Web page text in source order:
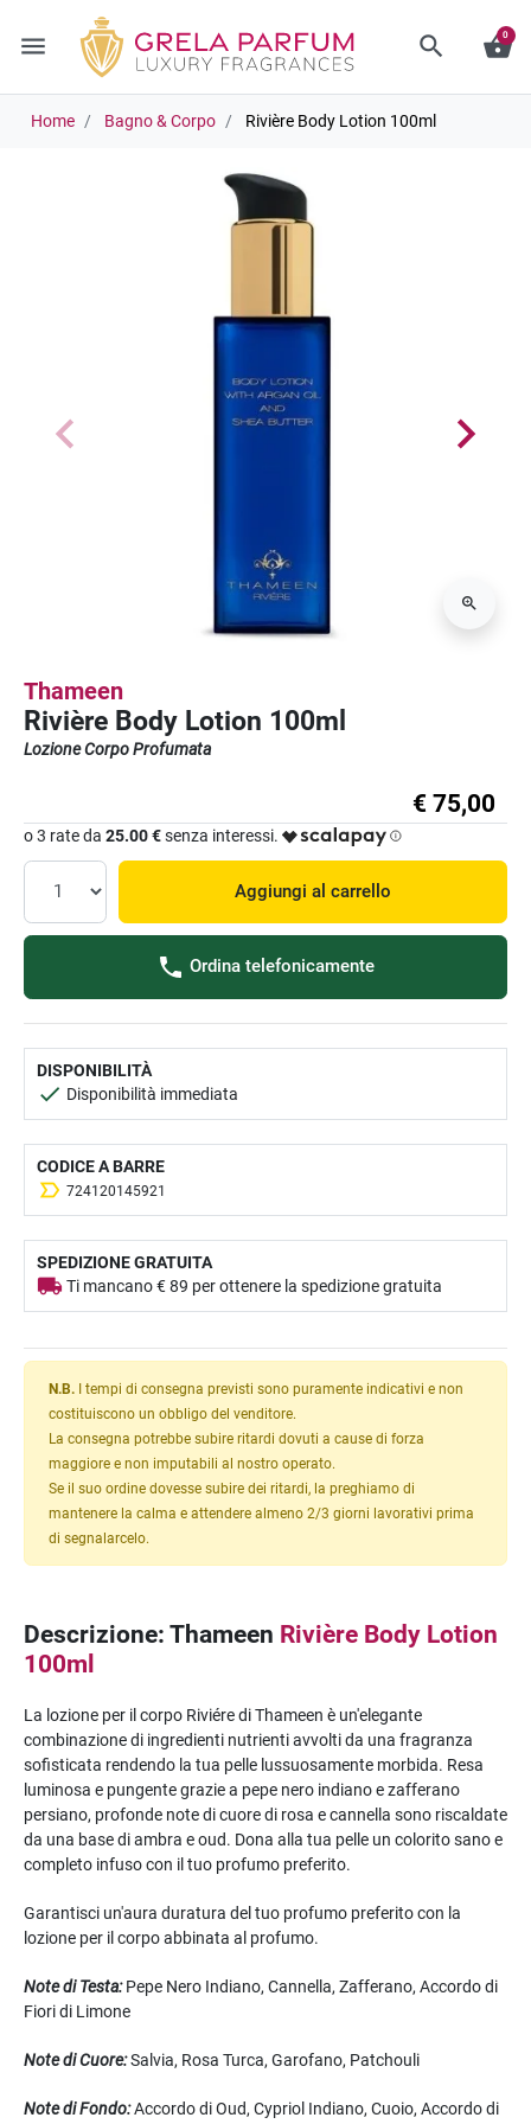
menu search shopping_basket
0
Home Bagno & Corpo Rivière Body Lotion 100ml
Thameen
Rivière Body Lotion 100ml
Lozione Corpo Profumata
€ 75,00
o 3 rate da 25.00 €senza interessi.
Aggiungi al carrello
Ordina telefonicamente
DISPONIBILITÀ
Disponibilità immediata
CODICE A BARRE
724120145921
SPEDIZIONE GRATUITA
Ti mancano € 89 per ottenere la spedizione gratuita
N.B. I tempi di consegna previsti sono puramente indicativi e non
costituiscono un obbligo del venditore.
La consegna potrebbe subire ritardi dovuti a cause di forza
maggiore e non imputabili al nostro operato.
Se il suo ordine dovesse subire dei ritardi, la preghiamo di
mantenere la calma e attendere almeno 2/3 giorni lavorativi prima
di segnalarcelo.
Descrizione: Thameen Rivière Body Lotion
100ml
La lozione per il corpo Riviére di Thameen è un'elegante
combinazione di ingredienti nutrienti avvolti da una fragranza
sofisticata rendendo la tua pelle lussuosamente morbida. Resa
luminosa e pungente grazie a pepe nero indiano e zafferano
persiano, profonde note di cuore di rosa e cannella sono riscaldate
da una base di ambra e oud. Dona alla tua pelle un colorito sano e
completo infuso con il tuo profumo preferito.
Garantisci un'aura duratura del tuo profumo preferito con la
lozione per il corpo abbinata al profumo.
Note di Testa:Pepe Nero Indiano, Cannella, Zafferano, Accordo di
Fiori di Limone
Note di Cuore:Salvia, Rosa Turca, Garofano, Patchouli
Note di Fondo:Accordo di Oud, Cypriol Indiano, Cuoio, Accordo di